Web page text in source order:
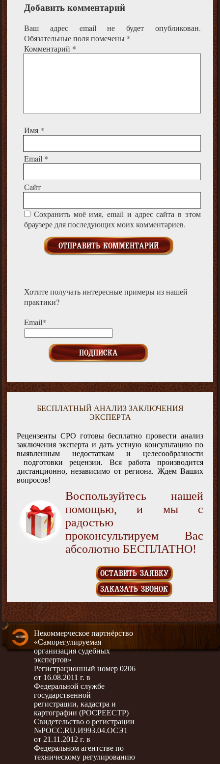
Добавить комментарий
Ваш адрес email не будет опубликован.
Обязательные поля помечены *
Комментарий *
Имя *
Email *
Сайт
Сохранить моё имя, email и адрес сайта в этом
браузере для последующих моих комментариев.
Хотите получать интересные примеры из нашей
практики?
Email*
БЕСПЛАТНЫЙ АНАЛИЗ ЗАКЛЮЧЕНИЯ
ЭКСПЕРТА
Рецензенты СРО готовы бесплатно провести анализ
заключения эксперта и дать устную консультацию по
выявленным недостаткам и целесообразности
подготовки рецензии. Вся работа производится
дистанционно, независимо от региона. Ждем Ваших
вопросов!
Воспользуйтесь нашей
помощью, и мы с
радостью
проконсультируем Вас
абсолютно БЕСПЛАТНО!
ОСТАВИТЬ ЗАЯВКУ
ЗАКАЗАТЬ ЗВОНОК
Некоммерческое партнёрство
«Саморегулируемая
организация судебных
экспертов»
Регистрационный номер 0206
от 16.08.2011 г. в
Федеральной службе
государственной
регистрации, кадастра и
картографии (РОСРЕЕСТР)
Свидетельство о регистрации
№РОСС.RU.И993.04.ОСЭ1
от 21.11.2012 г. в
Федеральном агентстве по
техническому регулированию